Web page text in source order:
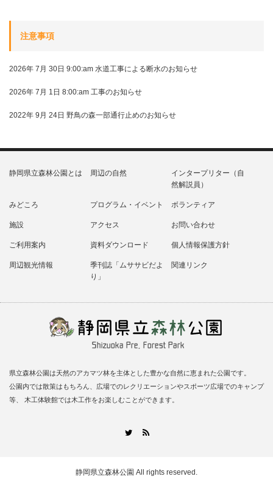
注意事項
2026年 7月 30日 9:00:am 水道工事による断水のお知らせ
2026年 7月 1日 8:00:am 工事のお知らせ
2022年 9月 24日 野鳥の森一部通行止めのお知らせ
静岡県立森林公園とは 周辺の自然
インタープリター（自
然解説員）
みどころ プログラム・イベント ボランティア
施設 アクセス お問い合わせ
ご利用案内 資料ダウンロード 個人情報保護方針
周辺観光情報
季刊誌「ムササビだよ
り」
関連リンク
県立森林公園は天然のアカマツ林を主体とした豊かな自然に恵まれた公園です。
公園内では散策はもちろん、広場でのレクリエーションやスポーツ広場でのキャンプ
等、 木工体験館では木工作をお楽しむことができます。
Twitter
静岡県立森林公園 All rights reserved.